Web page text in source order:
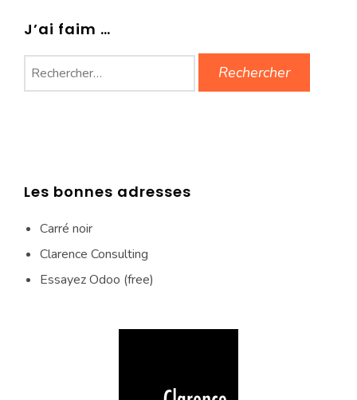
J’ai faim …
Les bonnes adresses
Carré noir
Clarence Consulting
Essayez Odoo (free)